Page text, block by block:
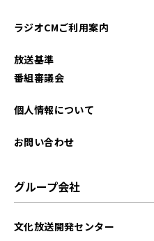
ラジオCMご利用案内
放送基準
番組審議会
個人情報について
お問い合わせ
グループ会社
文化放送開発センター